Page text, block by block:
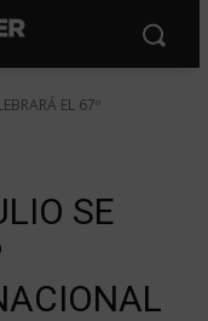
EL 67º
SE